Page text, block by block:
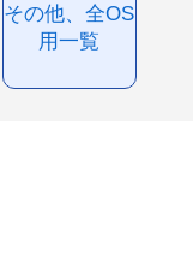
その他、全OS
用一覧